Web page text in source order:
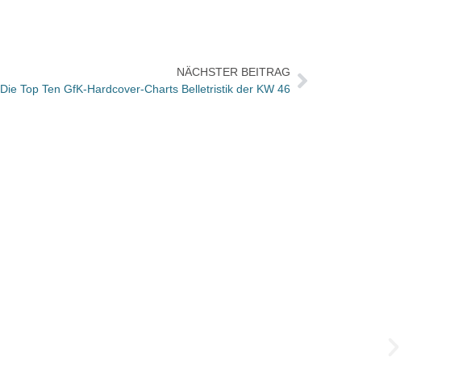
NÄCHSTER BEITRAG
Die Top Ten GfK-Hardcover-Charts Belletristik der KW 46